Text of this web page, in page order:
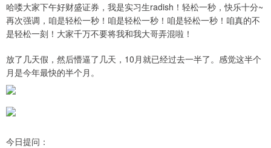
哈喽大家下午好财盛证券，我是实习生radish！轻松一秒，快乐十分~
再次强调，咱是轻松一秒！咱是轻松一秒！咱是轻松一秒！咱真的不
是轻松一刻！大家千万不要将我和我大哥弄混啦！
放了几天假，然后懵逼了几天，10月就已经过去一半了。感觉这半个
月是今年最快的半个月。
今日提问：